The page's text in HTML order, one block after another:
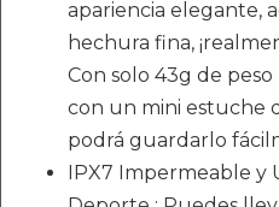
apariencia elegante,
hechura fina,
Con solo 43g de
con un mini estuche
podrá guardarlo
IPX7 Impermeable y